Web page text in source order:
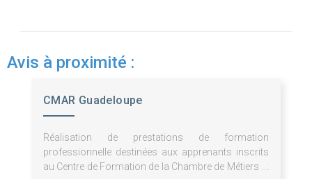
Avis à proximité :
CMAR Guadeloupe
Réalisation de prestations de formation
professionnelle destinées aux apprenants inscrits
au Centre de Formation de la Chambre de Métiers et